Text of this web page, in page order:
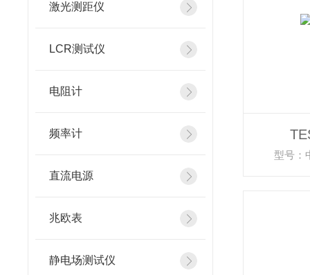
激光测距仪
LCR测试仪
电阻计
频率计
直流电源
兆欧表
静电场测试仪
型号：